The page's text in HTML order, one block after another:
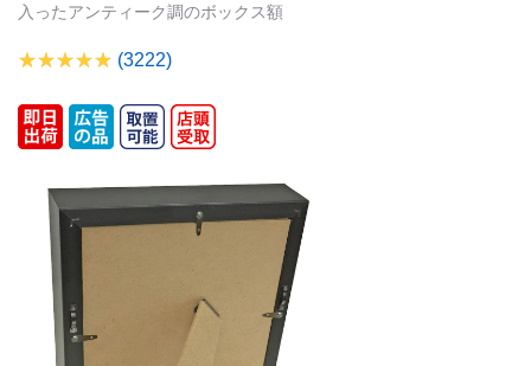
入ったアンティーク調のボックス額
(3222)